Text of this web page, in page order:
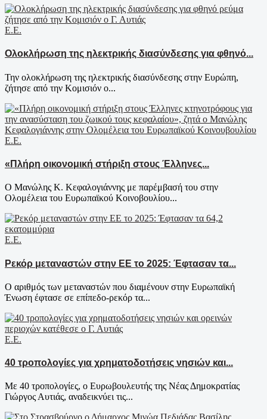
Ε.Ε.
Ολοκλήρωση της ηλεκτρικής διασύνδεσης για φθηνό...
Την ολοκλήρωση της ηλεκτρικής διασύνδεσης στην Ευρώπη,
ζήτησε από την Κομισιόν ο...
Ε.Ε.
«Πλήρη οικονομική στήριξη στους Έλληνες...
Ο Μανώλης Κ. Κεφαλογιάννης με παρέμβασή του στην
Ολομέλεια του Ευρωπαϊκού Κοινοβουλίου...
Ε.Ε.
Ρεκόρ μεταναστών στην ΕΕ το 2025: Έφτασαν τα...
Ο αριθμός των μεταναστών που διαμένουν στην Ευρωπαϊκή
Ένωση έφτασε σε επίπεδο-ρεκόρ τα...
Ε.Ε.
40 τροπολογίες για χρηματοδοτήσεις νησιών και...
Με 40 τροπολογίες, ο Ευρωβουλευτής της Νέας Δημοκρατίας
Γιώργος Αυτιάς, αναδεικνύει τις...